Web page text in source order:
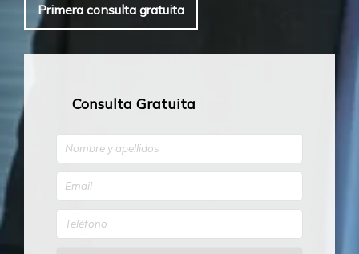
Primera consulta gratuita
Consulta Gratuita